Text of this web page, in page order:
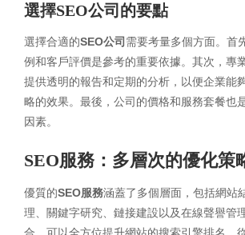
選擇SEO公司的要點
選擇合適的SEO公司 需要考量多個方面。首
例和客戶評價是參考的重要依據。其次，專
提供透明的報告和定期的分析，以便企業能
略的效果。最後，公司的價格和服務套餐也
因素。
SEO服務：多層次的優化策
優質的SEO服務涵蓋了多個層面，包括網站
理、關鍵字研究、鏈接建設以及在線聲譽管